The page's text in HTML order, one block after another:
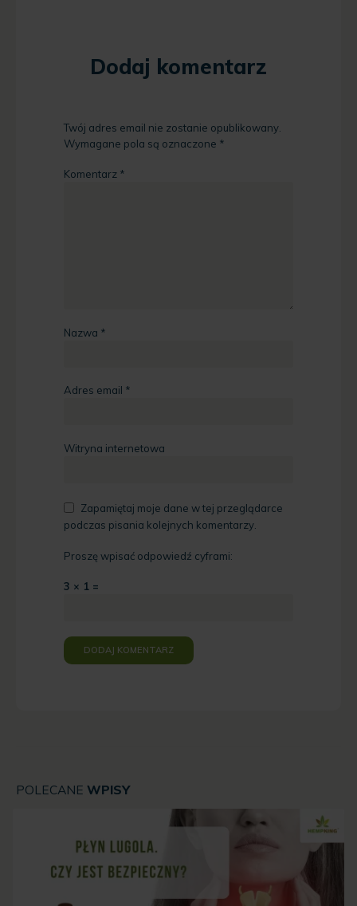
Dodaj komentarz
Twój adres email nie zostanie opublikowany.
Wymagane pola są oznaczone *
Komentarz *
Nazwa *
Adres email *
Witryna internetowa
Zapamiętaj moje dane w tej przeglądarce
podczas pisania kolejnych komentarzy.
Proszę wpisać odpowiedź cyframi:
3 × 1 =
POLECANE WPISY